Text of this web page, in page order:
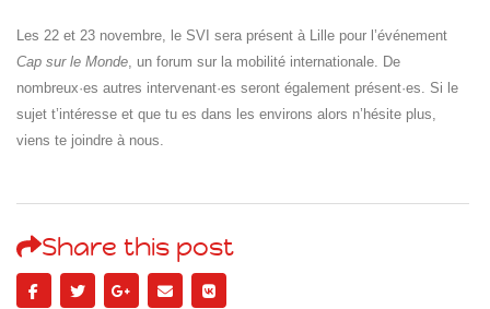
Les 22 et 23 novembre, le SVI sera présent à Lille pour l’événement
Cap sur le Monde, un forum sur la mobilité internationale. De
nombreux·es autres intervenant·es seront également présent·es. Si le
sujet t’intéresse et que tu es dans les environs alors n’hésite plus,
viens te joindre à nous.
Share this post
Islande
Russie
Chine
Brésil
VietNam
Mexique